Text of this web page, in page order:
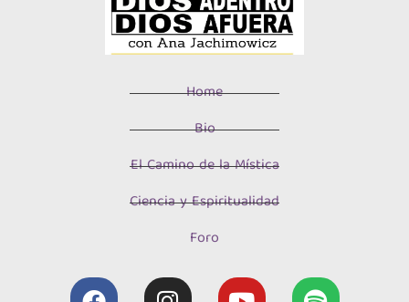
Home
Bio
El Camino de la Mística
Ciencia y Espiritualidad
Foro